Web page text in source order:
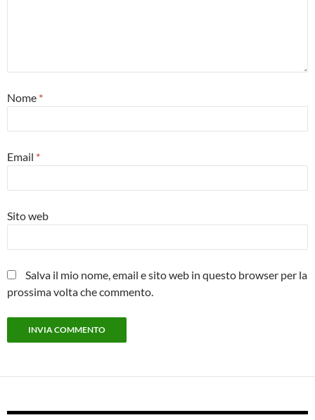
Nome *
Email *
Sito web
Salva il mio nome, email e sito web in questo browser per la
prossima volta che commento.